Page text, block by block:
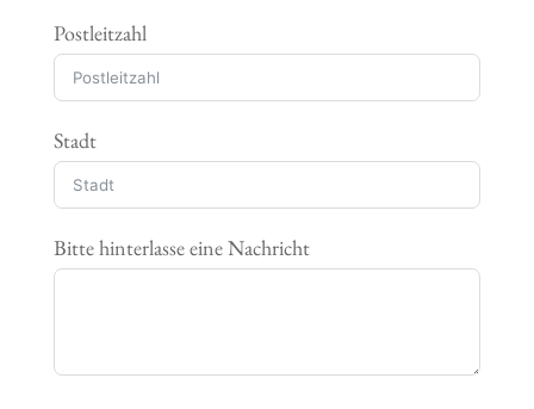
Postleitzahl
Stadt
Bitte hinterlasse eine Nachricht